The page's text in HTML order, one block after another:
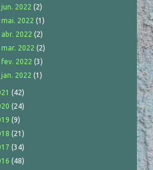
jun. 2022(2)
mai. 2022(1)
abr. 2022(2)
mar. 2022(2)
fev. 2022(3)
jan. 2022(1)
(42)
(24)
(9)
(21)
(34)
(48)